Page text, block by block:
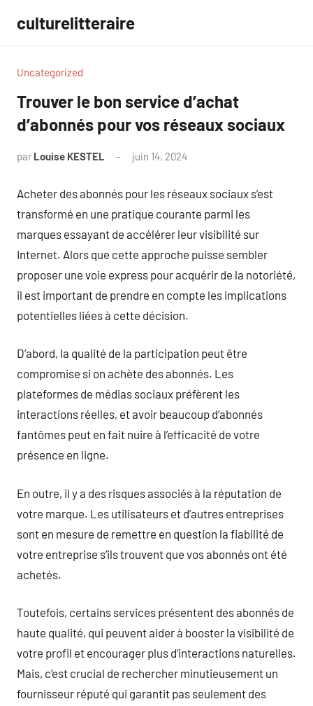
contenu
culturelitteraire
Uncategorized
Trouver le bon service d’achat
d’abonnés pour vos réseaux sociaux
par Louise KESTEL juin 14, 2024
Acheter des abonnés pour les réseaux sociaux s’est
transformé en une pratique courante parmi les
marques essayant de accélérer leur visibilité sur
Internet. Alors que cette approche puisse sembler
proposer une voie express pour acquérir de la notoriété,
il est important de prendre en compte les implications
potentielles liées à cette décision.
D’abord, la qualité de la participation peut être
compromise si on achète des abonnés. Les
plateformes de médias sociaux préfèrent les
interactions réelles, et avoir beaucoup d’abonnés
fantômes peut en fait nuire à l’efficacité de votre
présence en ligne.
En outre, il y a des risques associés à la réputation de
votre marque. Les utilisateurs et d’autres entreprises
sont en mesure de remettre en question la fiabilité de
votre entreprise s’ils trouvent que vos abonnés ont été
achetés.
Toutefois, certains services présentent des abonnés de
haute qualité, qui peuvent aider à booster la visibilité de
votre profil et encourager plus d’interactions naturelles.
Mais, c’est crucial de rechercher minutieusement un
fournisseur réputé qui garantit pas seulement des